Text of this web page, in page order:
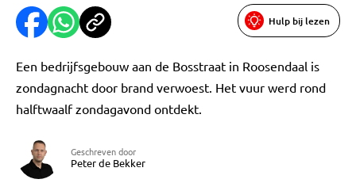
Hulp bij lezen
Een bedrijfsgebouw aan de Bosstraat in Roosendaal is
zondagnacht door brand verwoest. Het vuur werd rond
halftwaalf zondagavond ontdekt.
Geschreven door
Peter de Bekker